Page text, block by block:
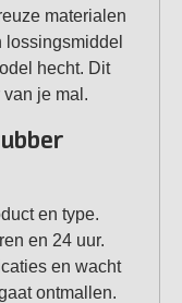
materialen
lossingsmiddel
hecht. Dit
je mal.
en type.
en 24 uur.
en wacht
ontmallen.